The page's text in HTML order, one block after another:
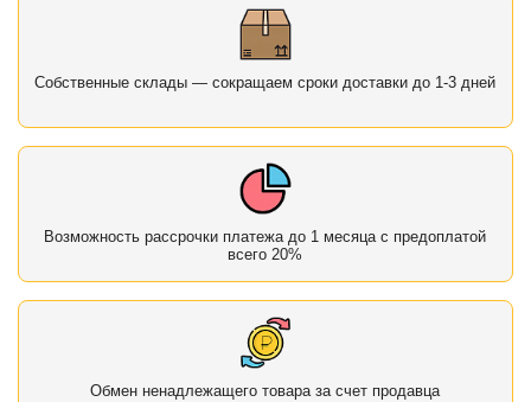
Собственные склады — сокращаем сроки доставки до 1-3 дней
Возможность рассрочки платежа до 1 месяца с предоплатой
всего 20%
Обмен ненадлежащего товара за счет продавца